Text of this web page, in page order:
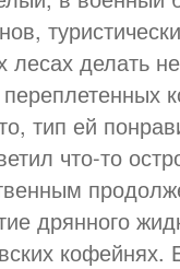
лесах делать
тип ей
что-то
дрянного
кофейнях.